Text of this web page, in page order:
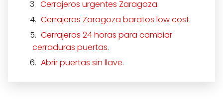
Cerrajeros urgentes Zaragoza.
Cerrajeros Zaragoza baratos low cost.
Cerrajeros 24 horas para cambiar
cerraduras puertas.
Abrir puertas sin llave.